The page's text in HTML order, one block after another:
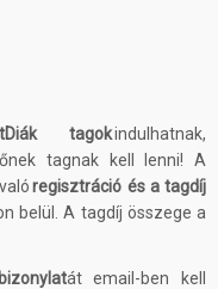
tagokindulhatnak,
tagnak kell lenni! A
regisztráció és a tagdíj
belül. A tagdíj összege a
bizonylatát email-ben kell